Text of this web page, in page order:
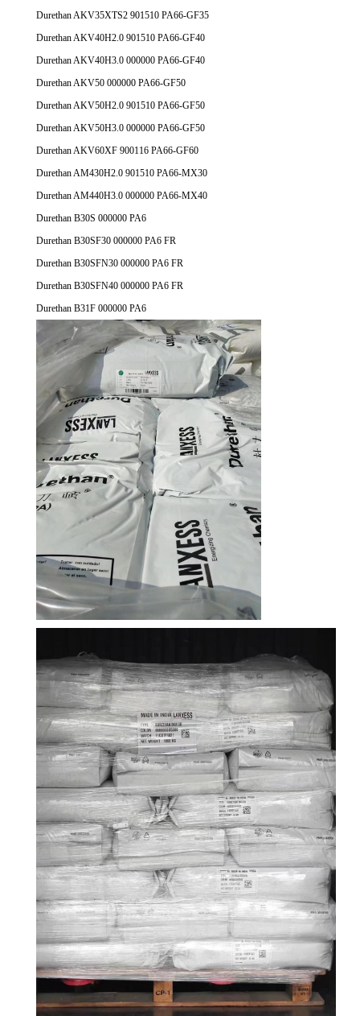
Durethan AKV35XTS2 901510 PA66-GF35
Durethan AKV40H2.0 901510 PA66-GF40
Durethan AKV40H3.0 000000 PA66-GF40
Durethan AKV50 000000 PA66-GF50
Durethan AKV50H2.0 901510 PA66-GF50
Durethan AKV50H3.0 000000 PA66-GF50
Durethan AKV60XF 900116 PA66-GF60
Durethan AM430H2.0 901510 PA66-MX30
Durethan AM440H3.0 000000 PA66-MX40
Durethan B30S 000000 PA6
Durethan B30SF30 000000 PA6 FR
Durethan B30SFN30 000000 PA6 FR
Durethan B30SFN40 000000 PA6 FR
Durethan B31F 000000 PA6